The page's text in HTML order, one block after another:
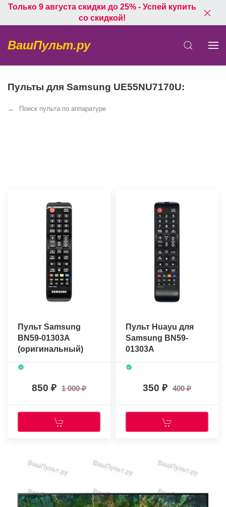
Только 9 августа скидки до 25% - Успей купить
со скидкой!
ВашПульт.ру
Пульты для Samsung UE55NU7170U:
Поиск пульта по аппаратуре
Пульт Samsung
BN59-01303A
(оригинальный)
850 1 000
Пульт Huayu для
Samsung BN59-
01303A
350 400